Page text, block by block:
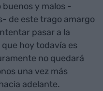
y malos -
de este trago amargo
pasar a la
hoy todavía es
no quedará
una vez más
adelante.